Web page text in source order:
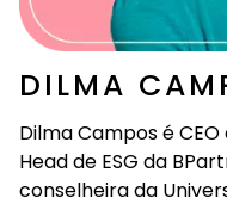
DILMA
Dilma Campos é
Head de ESG da
conselheira da